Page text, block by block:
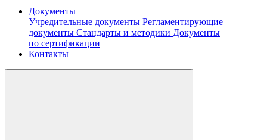
Документы
Учредительные документы Регламентирующие
документы Стандарты и методики Документы
по сертификации
Контакты